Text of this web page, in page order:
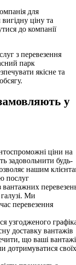
для
ціну та
до компанії
з перевезення
парк
якісне та
у
ціни на
задовольнити будь-
нашим
послуг
вантажних
Ми
перевезення
узгодженого
доставку вантажів
що ваші вантажі
дотримуватися